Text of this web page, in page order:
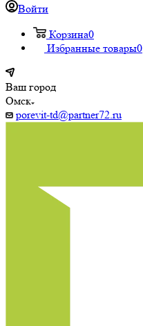
Войти
Корзина0
Избранные товары0
Ваш город
Омск
porevit-td@partner72.ru